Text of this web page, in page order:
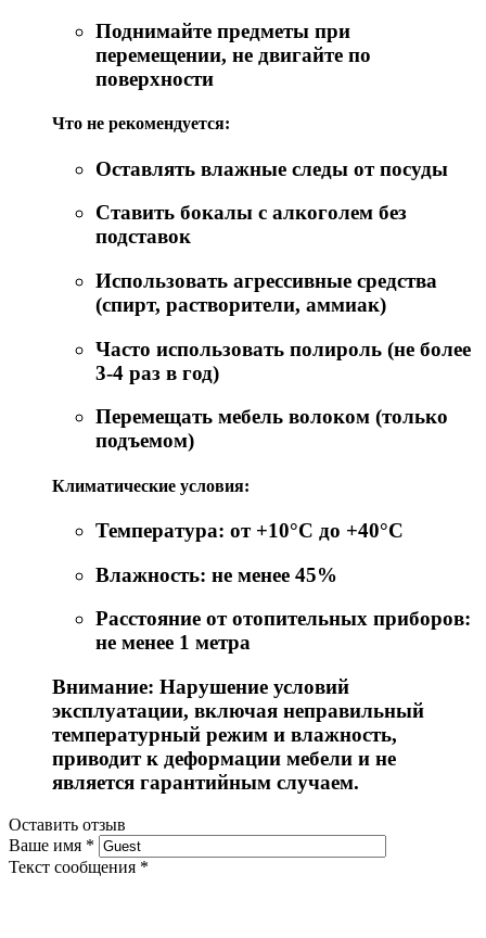
Поднимайте предметы при
перемещении, не двигайте по
поверхности
Что не рекомендуется:
Оставлять влажные следы от посуды
Ставить бокалы с алкоголем без
подставок
Использовать агрессивные средства
(спирт, растворители, аммиак)
Часто использовать полироль (не более
3-4 раз в год)
Перемещать мебель волоком (только
подъемом)
Климатические условия:
Температура: от +10°C до +40°C
Влажность: не менее 45%
Расстояние от отопительных приборов:
не менее 1 метра
Внимание: Нарушение условий
эксплуатации, включая неправильный
температурный режим и влажность,
приводит к деформации мебели и не
является гарантийным случаем.
Оставить отзыв
Ваше имя *
Текст сообщения *